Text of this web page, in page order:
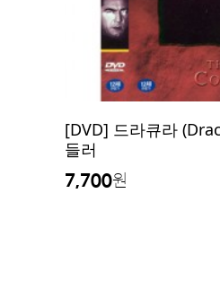
[DVD] 드라큐라
들러
7,700원